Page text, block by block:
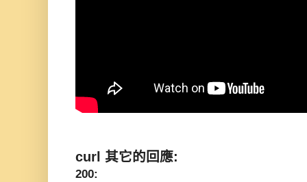
curl 其它的回應:
200: